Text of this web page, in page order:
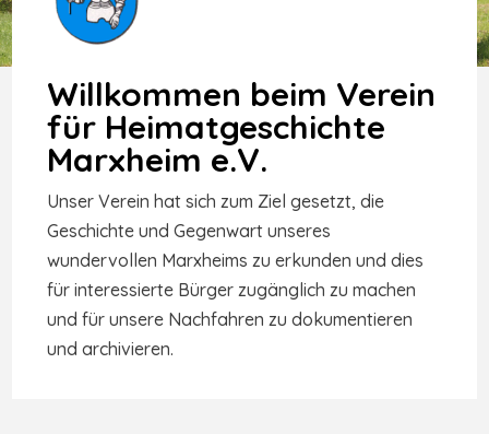
Willkommen beim Verein
für Heimatgeschichte
Marxheim e.V.
Unser Verein hat sich zum Ziel gesetzt, die
Geschichte und Gegenwart unseres
wundervollen Marxheims zu erkunden und dies
für interessierte Bürger zugänglich zu machen
und für unsere Nachfahren zu dokumentieren
und archivieren.